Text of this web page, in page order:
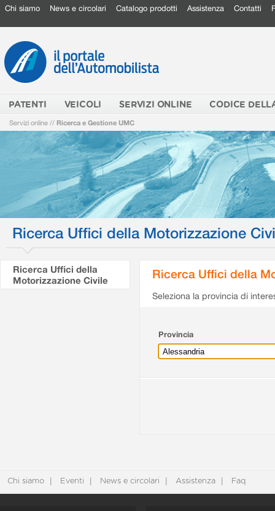
Chi siamo News e circolari Catalogo prodotti Assistenza Contatti
PATENTI VEICOLI SERVIZI ONLINE CODICE
Servizi online // Ricerca e Gestione UMC
Ricerca Uffici della Motorizzazione
Ricerca Uffici della
Motorizzazione Civile
Ricerca Uffici della
Seleziona la provincia di
Provincia
Chi siamo Eventi News e circolari Assistenza Faq